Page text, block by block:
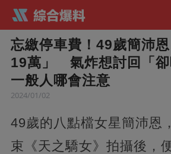
忘繳停車費！49歲簡沛
19萬」 氣炸想討回「卻
一般人哪會注意
2024/01/02
49歲的八點檔女星簡沛恩
束《天之驕女》拍攝後，